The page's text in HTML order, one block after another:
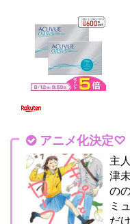
アニメ化決定♡
主
津
の
ミ
だ